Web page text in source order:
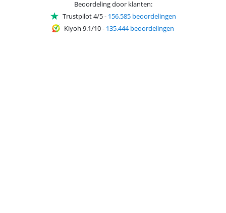
Beoordeling door klanten:
Trustpilot 4/5- 156.585 beoordelingen
Kiyoh 9.1/10- 135.444 beoordelingen